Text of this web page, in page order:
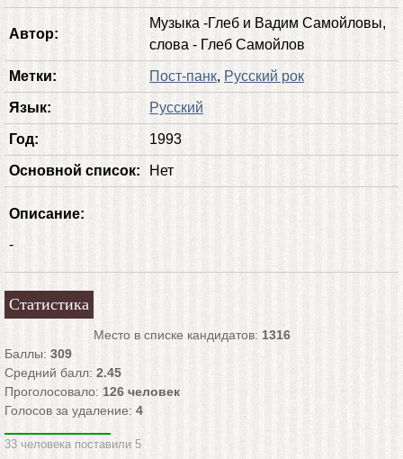
Автор:
Музыка -Глеб и Вадим Самойловы,
слова - Глеб Самойлов
Метки: Пост-панк, Русский рок
Язык: Русский
Год: 1993
Основной список: Нет
Описание:
-
Статистика
Место в списке кандидатов: 1316
Баллы: 309
Средний балл: 2.45
Проголосовало: 126 человек
Голосов за удаление: 4
33 человека поставили 5